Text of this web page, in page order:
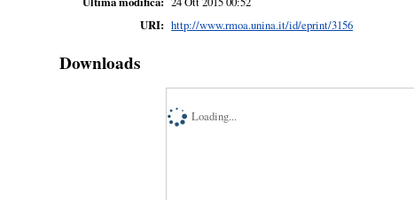
URI: http://www.rmoa.unina.it/id/eprint/3156
Downloads
Loading...